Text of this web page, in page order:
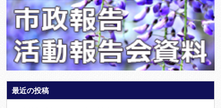
最近の投稿